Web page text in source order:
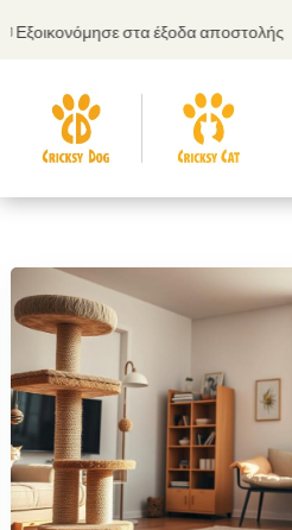
στα έξοδα αποστολής